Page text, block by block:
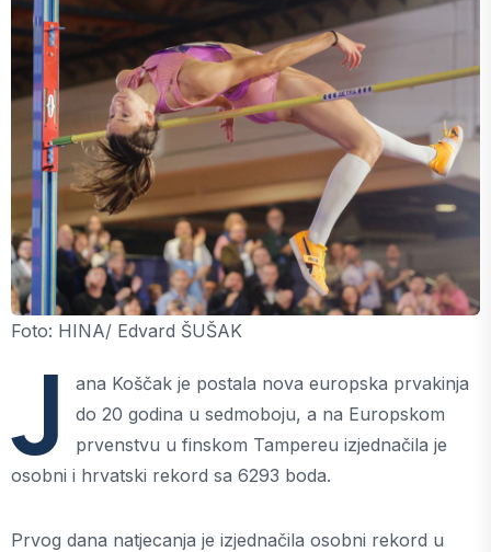
Foto: HINA/ Edvard ŠUŠAK
J
ana Koščak je postala nova europska prvakinja
do 20 godina u sedmoboju, a na Europskom
prvenstvu u finskom Tampereu izjednačila je
osobni i hrvatski rekord sa 6293 boda.
Prvog dana natjecanja je izjednačila osobni rekord u